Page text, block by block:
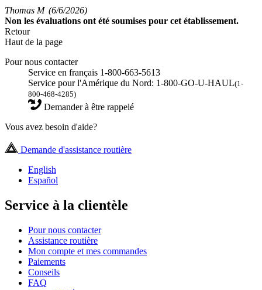
Thomas M (6/6/2026)
Non les évaluations ont été soumises pour cet établissement.
Retour
Haut de la page
Pour nous contacter
Service en français 1-800-663-5613
Service pour l'Amérique du Nord: 1-800-GO-U-HAUL(1-
800-468-4285)
Demander à être rappelé
Vous avez besoin d'aide?
Demande d'assistance routière
English
Español
Service à la clientèle
Pour nous contacter
Assistance routière
Mon compte et mes commandes
Paiements
Conseils
FAQ